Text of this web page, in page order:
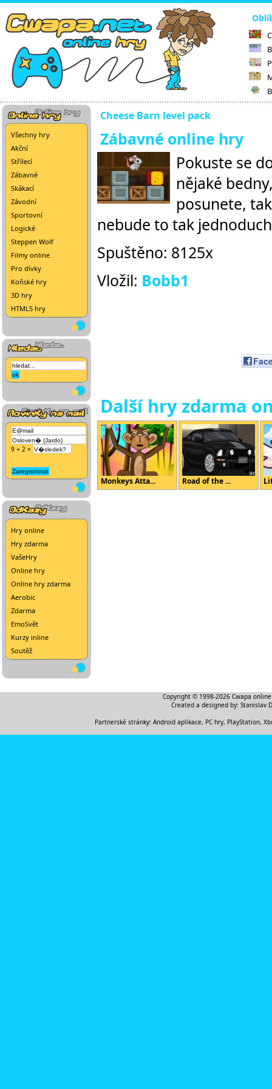
Všechny hry
Akční
Střílecí
Zábavné
Skákací
Závodní
Sportovní
Logické
Steppen Wolf
Filmy online
Pro dívky
Koňské hry
3D hry
HTML5 hry
9 + 2 =
Hry online
Hry zdarma
VašeHry
Online hry
Online hry zdarma
Aerobic
Zdarma
EmoSvět
Kurzy inline
Soutěž
Cheese Barn level pack
Zábavné online hry
Pokuste se
nějaké
posunete,
nebude to tak
Spuštěno: 8125x
Vložil: Bobb1
Další hry zdarma
Monkeys Atta... Road of the ...
Copyright © 1998-2026 Cwapa
Created a designed by: Stanislav
Partnerské stránky: Android aplikace, PC hry, PlayStation,